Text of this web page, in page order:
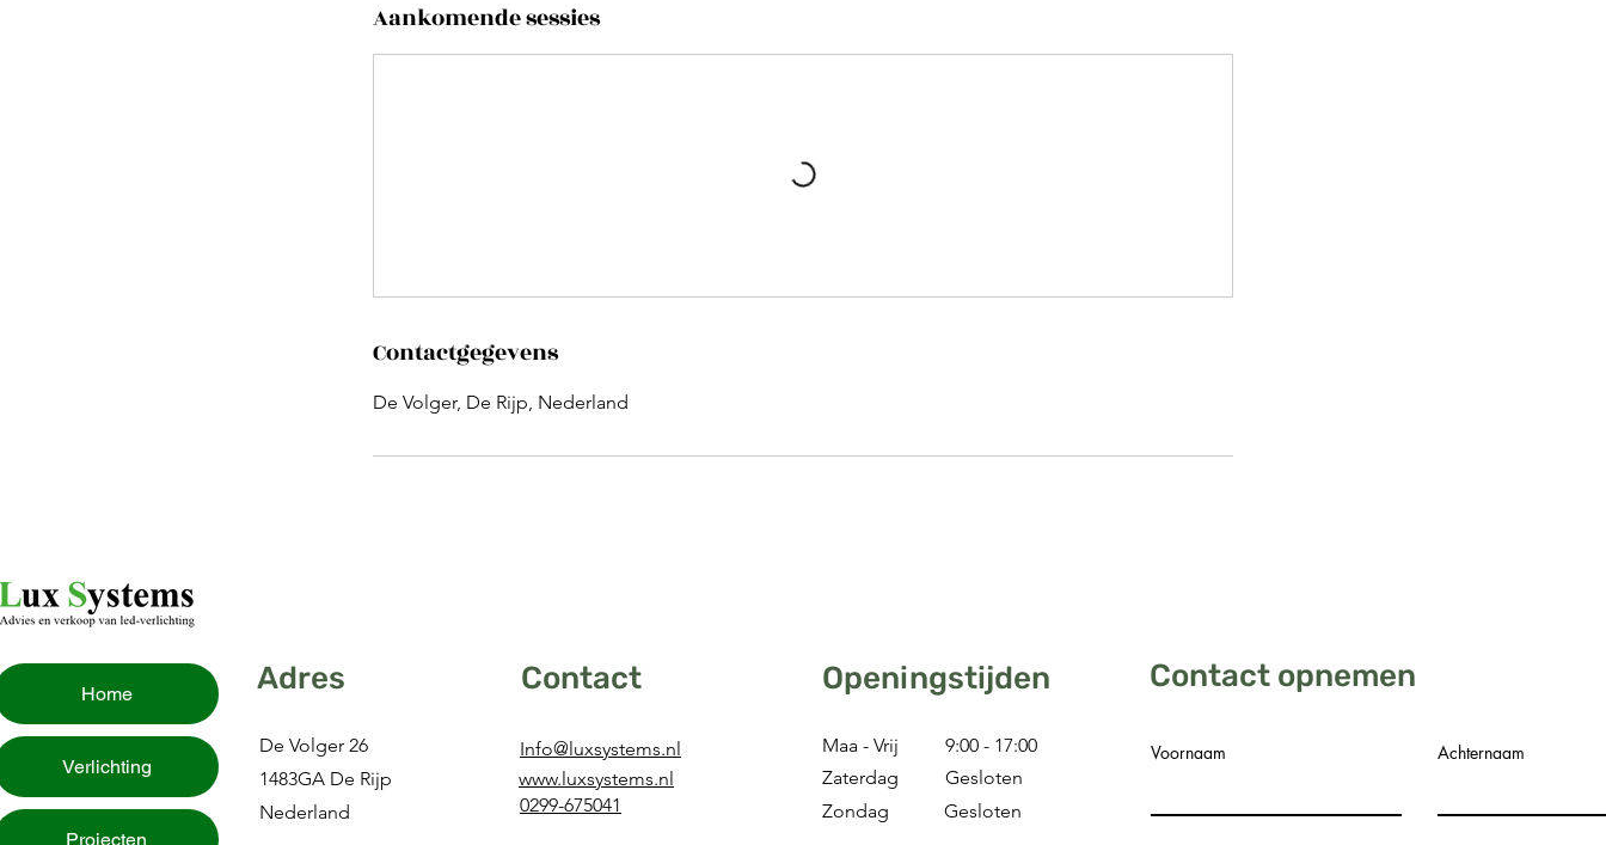
Aankomende sessies
Contactgegevens
De Volger, De Rijp, Nederland
Home
Verlichting
Projecten
De Volger 26
1483GA De Rijp
Nederland
0299-675041
Info@luxsystems.nl
www.luxsystems.nl
Maa - Vrij
9:00 - 17:00
Zaterdag
Gesloten
Zondag​
Gesloten
Adres Contact Openingstijden Contact opnemen
Voornaam Achternaam